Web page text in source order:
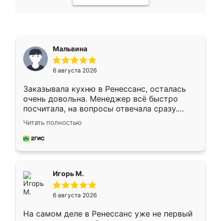
Мальвина
6 августа 2026
Заказывала кухню в Ренессанс, осталась
очень довольна. Менеджер всё быстро
посчитала, на вопросы отвечала сразу.
Замерщик приехал в субботу, подошёл к
делу со всей ответственностью. Собрали
за день, ребята работали аккуратно, даже
Читать полностью
Игорь М.
6 августа 2026
На самом деле в Ренессанс уже не первый